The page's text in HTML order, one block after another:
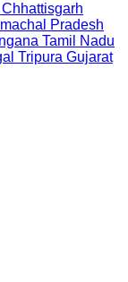
Chhattisgarh
Pradesh
Tamil Nadu
Tripura Gujarat